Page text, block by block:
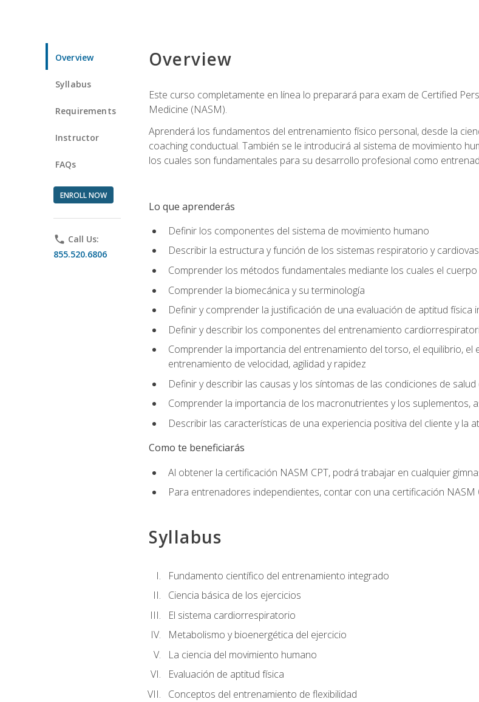
Overview
Syllabus
Requirements
Instructor
FAQs
ENROLL NOW
phone Call Us:
855.520.6806
Overview
Este curso completamente en línea lo preparará para exam de Certified
Medicine (NASM).
Aprenderá los fundamentos del entrenamiento físico personal, desde la
coaching conductual. También se le introducirá al sistema de movimiento
los cuales son fundamentales para su desarrollo profesional como
Lo que aprenderás
Definir los componentes del sistema de movimiento humano
Describir la estructura y función de los sistemas respiratorio y
Comprender los métodos fundamentales mediante los cuales el
Comprender la biomecánica y su terminología
Definir y comprender la justificación de una evaluación de aptitud física
Definir y describir los componentes del entrenamiento
Comprender la importancia del entrenamiento del torso, el equilibrio,
entrenamiento de velocidad, agilidad y rapidez
Definir y describir las causas y los síntomas de las condiciones de
Comprender la importancia de los macronutrientes y los suplementos,
Describir las características de una experiencia positiva del cliente y la
Como te beneficiarás
Al obtener la certificación NASM CPT, podrá trabajar en cualquier
Para entrenadores independientes, contar con una certificación
Syllabus
Fundamento científico del entrenamiento integrado
Ciencia básica de los ejercicios
El sistema cardiorrespiratorio
Metabolismo y bioenergética del ejercicio
La ciencia del movimiento humano
Evaluación de aptitud física
Conceptos del entrenamiento de flexibilidad